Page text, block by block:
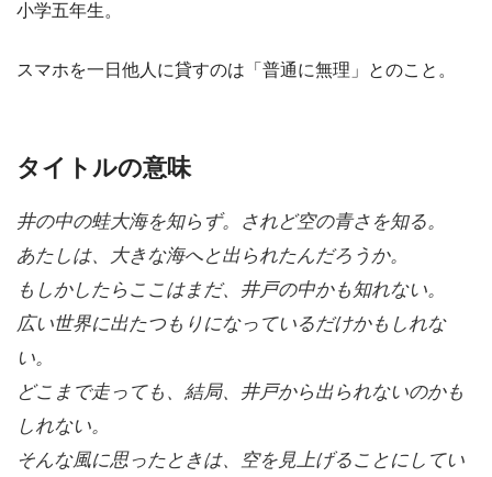
小学五年生。
スマホを一日他人に貸すのは「普通に無理」とのこと。
タイトルの意味
井の中の蛙大海を知らず。されど空の青さを知る。
あたしは、大きな海へと出られたんだろうか。
もしかしたらここはまだ、井戸の中かも知れない。
広い世界に出たつもりになっているだけかもしれな
い。
どこまで走っても、結局、井戸から出られないのかも
しれない。
そんな風に思ったときは、空を見上げることにしてい